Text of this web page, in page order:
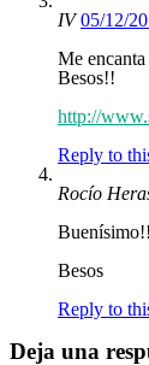
IV05/12/
Me
Besos!!
http://
Reply to
Rocío
Besos
Reply to
Deja una